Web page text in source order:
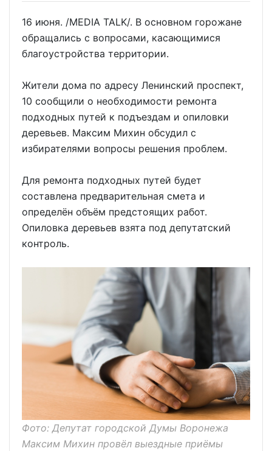
16 июня. /MEDIA TALK/. В основном горожане
обращались с вопросами, касающимися
благоустройства территории.
Жители дома по адресу Ленинский проспект,
10 сообщили о необходимости ремонта
подходных путей к подъездам и опиловки
деревьев. Максим Михин обсудил с
избирателями вопросы решения проблем.
Для ремонта подходных путей будет
составлена предварительная смета и
определён объём предстоящих работ.
Опиловка деревьев взята под депутатский
контроль.
Фото: Депутат городской Думы Воронежа
Максим Михин провёл выездные приёмы